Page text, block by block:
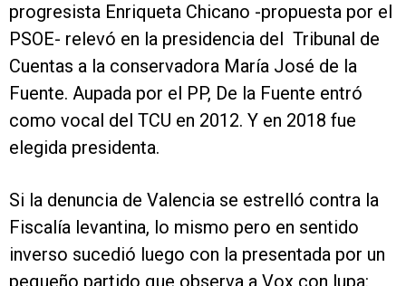
progresista Enriqueta Chicano -propuesta por el
PSOE- relevó en la presidencia del Tribunal de
Cuentas a la conservadora María José de la
Fuente. Aupada por el PP, De la Fuente entró
como vocal del TCU en 2012. Y en 2018 fue
elegida presidenta.
Si la denuncia de Valencia se estrelló contra la
Fiscalía levantina, lo mismo pero en sentido
inverso sucedió luego con la presentada por un
pequeño partido que observa a Vox con lupa: